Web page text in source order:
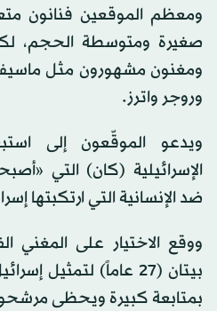
ومعظم الموقعين فنانون
صغيرة ومتوسطة الحجم،
ومغنون مشهورون مثل
وروجر واترز.
ويدعو الموقّعون إلى
الإسرائيلية (كان) التي
ضد الإنسانية التي ارتكبتها
ووقع الاختيار على المغني
بيتان (27 عاماً)
بمتابعة كبيرة ويحظى